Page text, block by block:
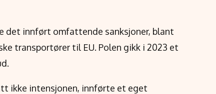
det innført omfattende sanksjoner, blant
transportører til EU. Polen gikk i 2023 et
ikke intensjonen, innførte et eget